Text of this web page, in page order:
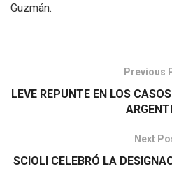
Guzmán.
Previous
LEVE REPUNTE EN LOS
Next
SCIOLI CELEBRÓ LA